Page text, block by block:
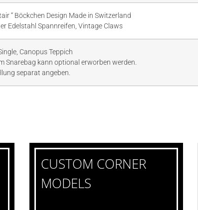
“ Böckchen Design Made in Switzerland
Edelstahl Spannreifen, Vintage Claws
Canopus Teppich
Snarebag kann optional erworben werden.
separat angeben.
CUSTOM CORNER
MODELS